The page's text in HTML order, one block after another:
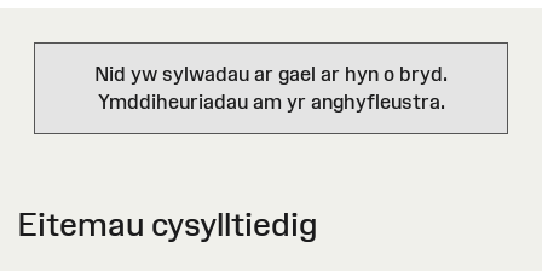
Nid yw sylwadau ar gael ar hyn o bryd.
Ymddiheuriadau am yr anghyfleustra.
Eitemau cysylltiedig